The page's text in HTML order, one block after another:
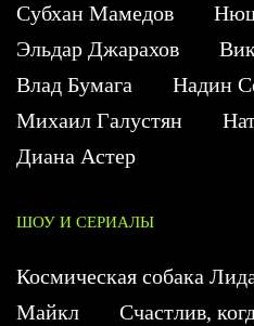
Субхан Мамедов
Эльдар Джарахов
Влад Бумага
Надин
Михаил Галустян
Диана Астер
ШОУ И СЕРИАЛЫ
Космическая собака
Майкл
Счастлив,